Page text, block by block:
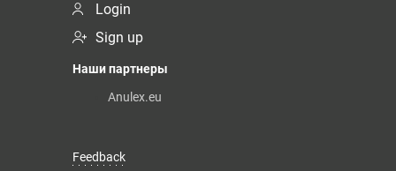
Login
Sign up
Наши партнеры
Anulex.eu
Feedback